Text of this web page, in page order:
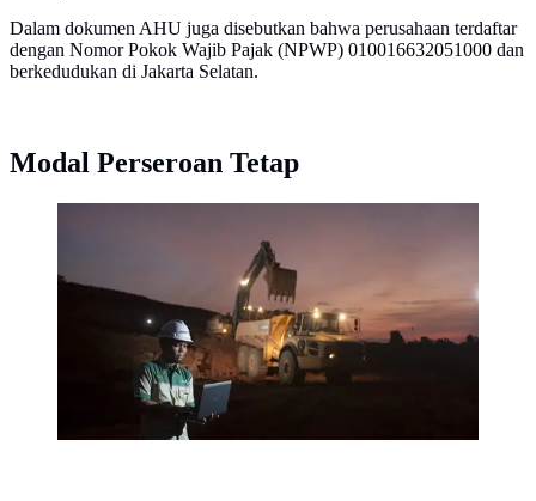
Dalam dokumen AHU juga disebutkan bahwa perusahaan terdaftar
dengan Nomor Pokok Wajib Pajak (NPWP) 010016632051000 dan
berkedudukan di Jakarta Selatan.
Modal Perseroan Tetap
pertambangan MIND ID (Foto: Mind ID)